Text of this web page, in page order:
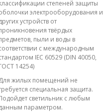
степеней защиты
электрооборудования и
устройств от
твёрдых
пыли и воды в
с международным
IEC 60529 (DIN 40050,
14254)
жилых помещений не
специальная защита.
светильник с любым
параметром.